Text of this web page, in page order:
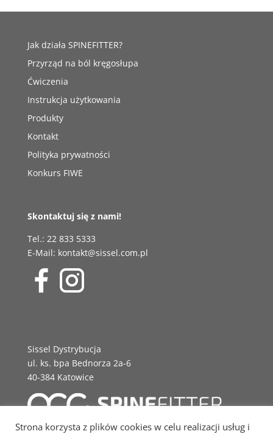
Jak działa SPINEFITTER?
Przyrząd na ból kręgosłupa
Ćwiczenia
Instrukcja użytkowania
Produkty
Kontakt
Polityka prywatności
Konkurs FIWE
Skontaktuj się z nami!
Tel.: 22 833 5333
E-Mail: kontakt@sissel.com.pl
Sissel Dystrybucja
ul. ks. bpa Bednorza 2a-6
40-384 Katowice
Strona korzysta z plików cookies w celu realizacji usług i